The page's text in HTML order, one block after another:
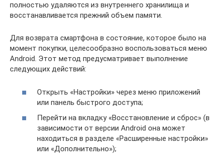
полностью удаляются из внутреннего хранилища и
восстанавливается прежний объем памяти.
Для возврата смартфона в состояние, которое было на
момент покупки, целесообразно воспользоваться меню
Android. Этот метод предусматривает выполнение
следующих действий:
Открыть «Настройки» через меню приложений
или панель быстрого доступа;
Перейти на вкладку «Восстановление и сброс» (в
зависимости от версии Android она может
находиться в разделе «Расширенные настройки»
или «Дополнительно»);